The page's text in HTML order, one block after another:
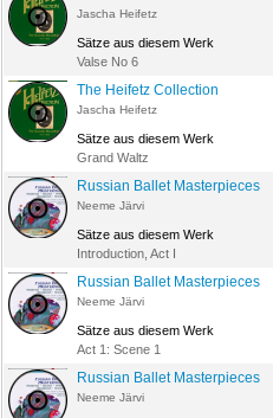
Jascha Heifetz
Sätze aus diesem Werk
Valse No 6
The Heifetz Collection
Jascha Heifetz
Sätze aus diesem Werk
Grand Waltz
Russian Ballet Masterpieces
Neeme Järvi
Sätze aus diesem Werk
Introduction, Act I
Russian Ballet Masterpieces
Neeme Järvi
Sätze aus diesem Werk
Act 1: Scene 1
Russian Ballet Masterpieces
Neeme Järvi